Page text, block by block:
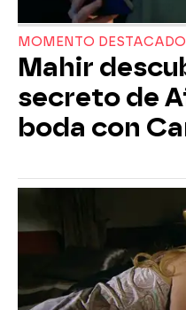
MOMENTO DESTACADO
Mahir
secreto de
boda con